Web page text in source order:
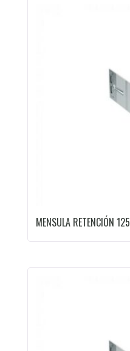
MENSULA RETENCIÓN 125